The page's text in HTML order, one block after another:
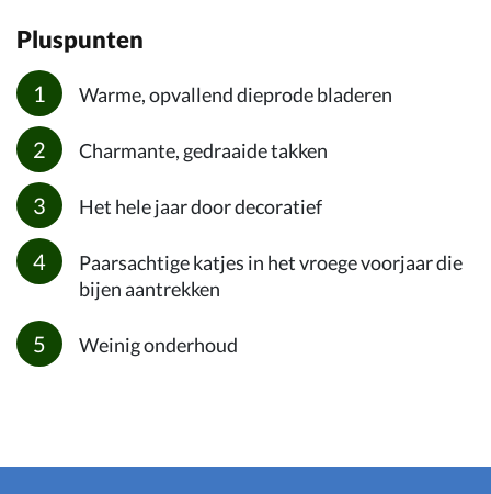
Pluspunten
Warme, opvallend dieprode bladeren
Charmante, gedraaide takken
Het hele jaar door decoratief
Paarsachtige katjes in het vroege voorjaar die
bijen aantrekken
Weinig onderhoud